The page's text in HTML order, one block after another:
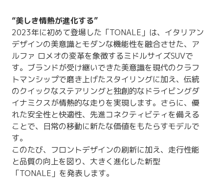
“美しき情熱が進化する”
2023年に初めて登場した「TONALE」は、イタリアン
デザインの美意識とモダンな機能性を融合させた、ア
ルファ ロメオの変革を象徴するミドルサイズSUVで
す。ブランドが受け継いできた美意識を現代のクラフ
トマンシップで磨き上げたスタイリングに加え、伝統
のクイックなステアリングと独創的なドライビングダ
イナミクスが情熱的な走りを実現します。さらに、優
れた安全性と快適性、先進コネクティビティを備える
ことで、日常の移動に新たな価値をもたらすモデルで
す。
このたび、フロントデザインの刷新に加え、走行性能
と品質の向上を図り、大きく進化した新型
「TONALE」を発表します。